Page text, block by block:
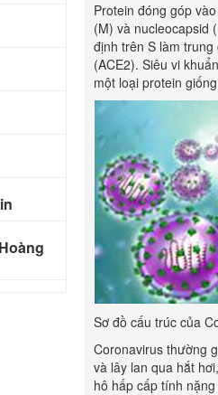
Protein đóng góp
(M) và nucleocapsid
định trên S làm
(ACE2). Siêu vi
một loại protein
Sơ đồ cấu trúc của
Coronavirus thường
và lây lan qua hắt
hô hấp cấp tính